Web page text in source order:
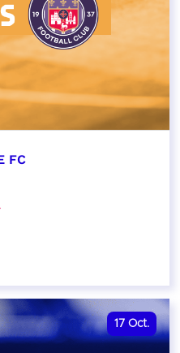
FC
17 Oct.